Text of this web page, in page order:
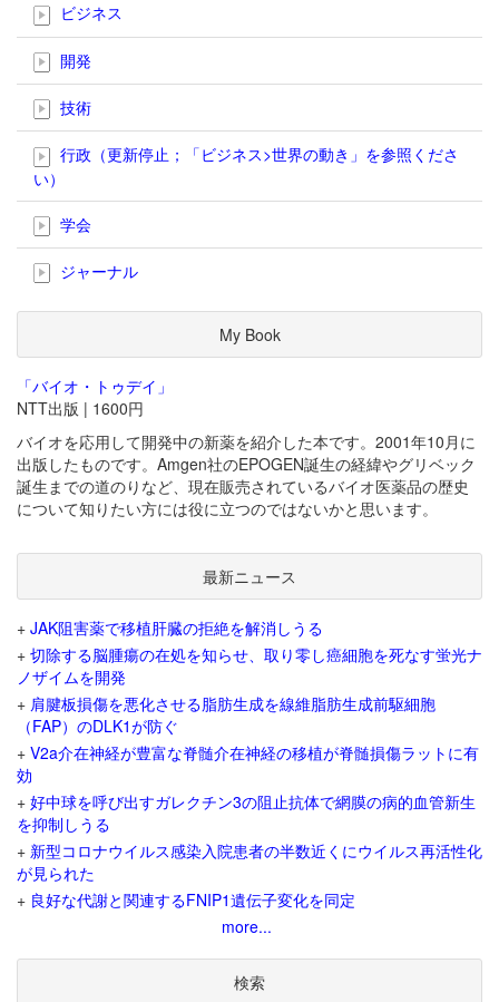
ビジネス
開発
技術
行政（更新停止；「ビジネス>世界の動き」を参照くださ
い）
学会
ジャーナル
My Book
「バイオ・トゥデイ」
NTT出版 | 1600円
バイオを応用して開発中の新薬を紹介した本です。2001年10月に
出版したものです。Amgen社のEPOGEN誕生の経緯やグリベック
誕生までの道のりなど、現在販売されているバイオ医薬品の歴史
について知りたい方には役に立つのではないかと思います。
最新ニュース
+ JAK阻害薬で移植肝臓の拒絶を解消しうる
+ 切除する脳腫瘍の在処を知らせ、取り零し癌細胞を死なす蛍光ナ
ノザイムを開発
+ 肩腱板損傷を悪化させる脂肪生成を線維脂肪生成前駆細胞
（FAP）のDLK1が防ぐ
+ V2a介在神経が豊富な脊髄介在神経の移植が脊髄損傷ラットに有
効
+ 好中球を呼び出すガレクチン3の阻止抗体で網膜の病的血管新生
を抑制しうる
+ 新型コロナウイルス感染入院患者の半数近くにウイルス再活性化
が見られた
+ 良好な代謝と関連するFNIP1遺伝子変化を同定
more...
検索